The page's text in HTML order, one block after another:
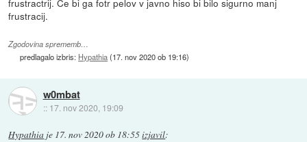
frustractrij. Ce bi ga fotr pelov v javno hiso bi bilo sigurno manj
frustracij.
Zgodovina sprememb…
predlagalo izbris: Hypathia(17. nov 2020 ob 19:16)
w0mbat
:: 17. nov 2020, 19:09
Hypathia je 17. nov 2020 ob 18:55izjavil: